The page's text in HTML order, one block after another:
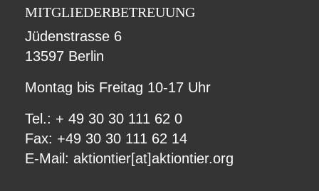
MITGLIEDERBETREUUNG
Jüdenstrasse 6
13597 Berlin
Montag bis Freitag 10-17 Uhr
Tel.: + 49 30 30 111 62 0
Fax: +49 30 30 111 62 14
E-Mail: aktiontier[at]aktiontier.org